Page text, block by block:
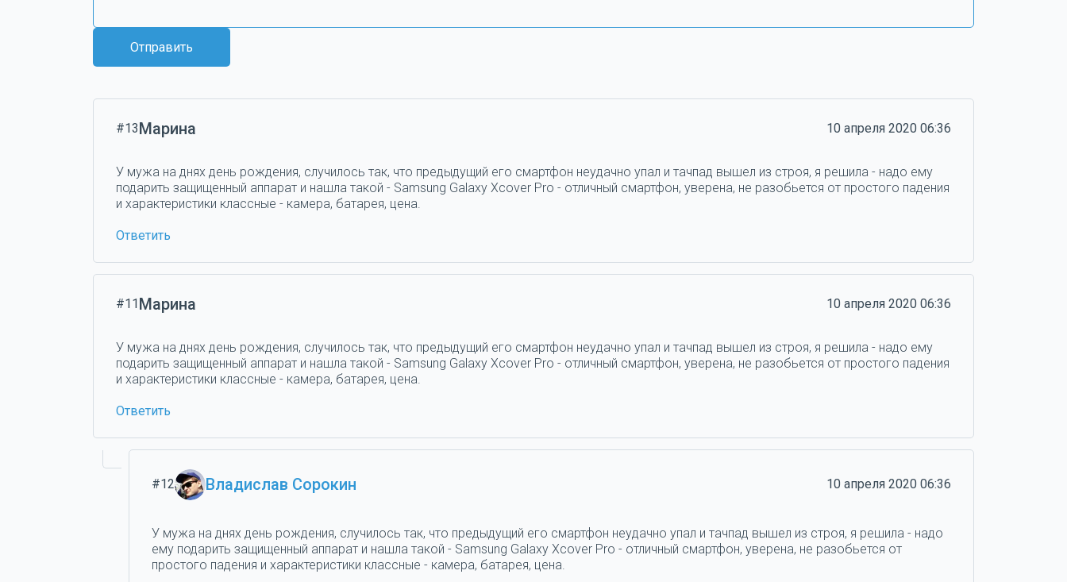
Отправить
#13Марина 10 апреля 2020 06:36
У мужа на днях день рождения, случилось так, что предыдущий его смартфон неудачно упал и тачпад вышел из строя, я решила - надо ему
подарить защищенный аппарат и нашла такой - Samsung Galaxy Xcover Pro - отличный смартфон, уверена, не разобьется от простого падения
и характеристики классные - камера, батарея, цена.
Ответить
#11Марина 10 апреля 2020 06:36
У мужа на днях день рождения, случилось так, что предыдущий его смартфон неудачно упал и тачпад вышел из строя, я решила - надо ему
подарить защищенный аппарат и нашла такой - Samsung Galaxy Xcover Pro - отличный смартфон, уверена, не разобьется от простого падения
и характеристики классные - камера, батарея, цена.
Ответить
#12 Владислав Сорокин 10 апреля 2020 06:36
У мужа на днях день рождения, случилось так, что предыдущий его смартфон неудачно упал и тачпад вышел из строя, я решила - надо
ему подарить защищенный аппарат и нашла такой - Samsung Galaxy Xcover Pro - отличный смартфон, уверена, не разобьется от
простого падения и характеристики классные - камера, батарея, цена.